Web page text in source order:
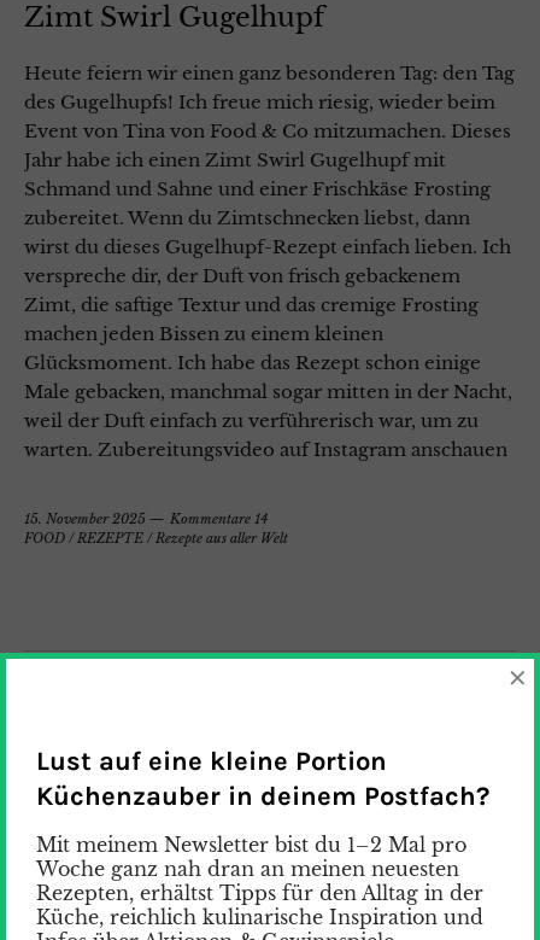
Zimt Swirl Gugelhupf
Heute feiern wir einen ganz besonderen Tag: den Tag
des Gugelhupfs! Ich freue mich riesig, wieder beim
Event von Tina von Food & Co mitzumachen. Dieses
Jahr habe ich einen Zimt Swirl Gugelhupf mit
Schmand und Sahne und einer Frischkäse Frosting
zubereitet. Wenn du Zimtschnecken liebst, dann
wirst du dieses Gugelhupf-Rezept einfach lieben. Ich
verspreche dir, der Duft von frisch gebackenem
Zimt, die saftige Textur und das cremige Frosting
machen jeden Bissen zu einem kleinen
Glücksmoment. Ich habe das Rezept schon einige
Male gebacken, manchmal sogar mitten in der Nacht,
weil der Duft einfach zu verführerisch war, um zu
warten. Zubereitungsvideo auf Instagram anschauen
15. November 2025
Kommentare 14
FOOD /REZEPTE /Rezepte aus aller Welt
Lust auf eine kleine Portion
Küchenzauber in deinem Postfach?
Mit meinem Newsletter bist du 1–2 Mal pro
Woche ganz nah dran an meinen neuesten
Rezepten, erhältst Tipps für den Alltag in der
Küche, reichlich kulinarische Inspiration und
×